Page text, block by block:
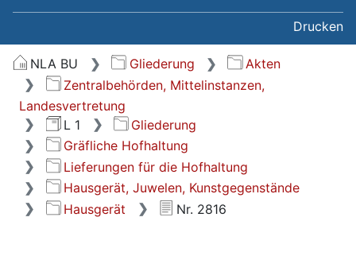
Drucken
NLA BU Gliederung
Akten
Zentralbehörden, Mittelinstanzen,
Landesvertretung
L 1
Gliederung
Gräfliche Hofhaltung
Lieferungen für die Hofhaltung
Hausgerät, Juwelen, Kunstgegenstände
Hausgerät
Nr. 2816